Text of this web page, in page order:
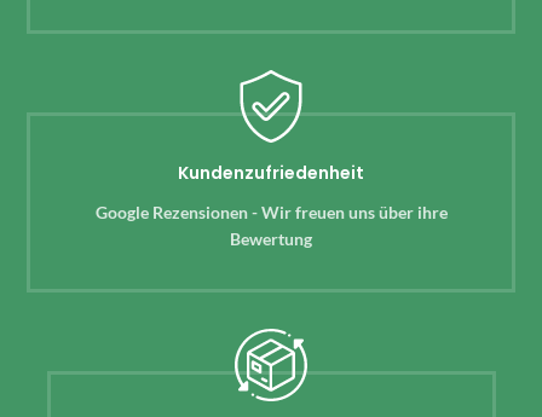
Kundenzufriedenheit
Google Rezensionen - Wir freuen uns über ihre
Bewertung